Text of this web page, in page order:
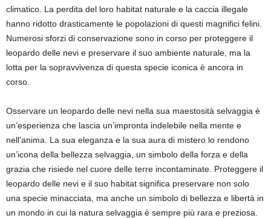
climatico. La perdita del loro habitat naturale e la caccia illegale
hanno ridotto drasticamente le popolazioni di questi magnifici felini.
Numerosi sforzi di conservazione sono in corso per proteggere il
leopardo delle nevi e preservare il suo ambiente naturale, ma la
lotta per la sopravvivenza di questa specie iconica è ancora in
corso.
Osservare un leopardo delle nevi nella sua maestosità selvaggia è
un’esperienza che lascia un’impronta indelebile nella mente e
nell’anima. La sua eleganza e la sua aura di mistero lo rendono
un’icona della bellezza selvaggia, un simbolo della forza e della
grazia che risiede nel cuore delle terre incontaminate. Proteggere il
leopardo delle nevi e il suo habitat significa preservare non solo
una specie minacciata, ma anche un simbolo di bellezza e libertà in
un mondo in cui la natura selvaggia è sempre più rara e preziosa.